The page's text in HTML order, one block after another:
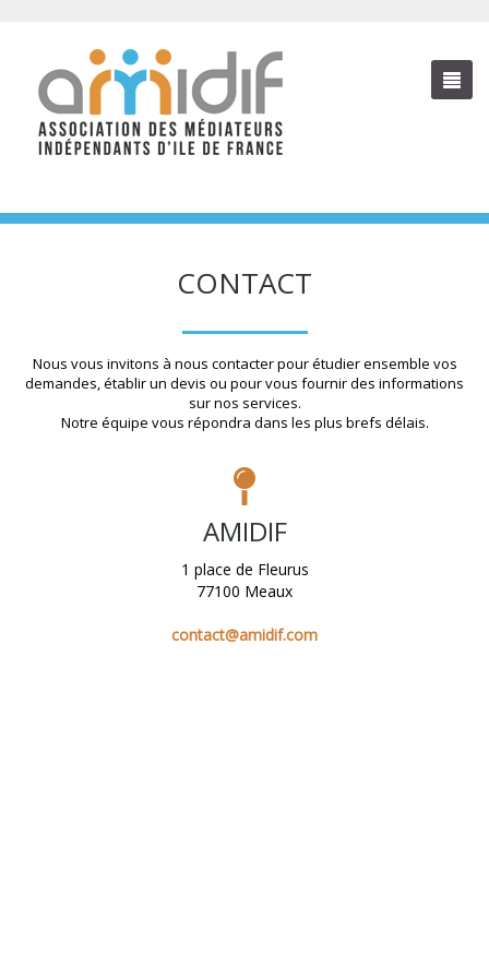
CONTACT
Nous vous invitons à nous contacter pour étudier ensemble vos
demandes, établir un devis ou pour vous fournir des informations
sur nos services.
Notre équipe vous répondra dans les plus brefs délais.
AMIDIF
1 place de Fleurus
77100 Meaux
contact@amidif.com